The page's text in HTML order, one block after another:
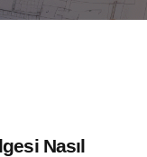
Nasıl